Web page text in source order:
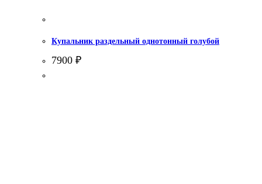
Купальник раздельный однотонный голубой
7900 ₽